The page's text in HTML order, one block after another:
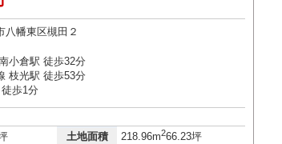
八幡東区槻田２
小倉駅 徒歩32分
枝光駅 徒歩53分
歩1分
土地面積 218.96m266.23坪